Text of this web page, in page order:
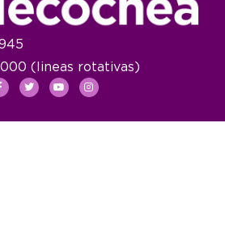
(lineas rotativas)